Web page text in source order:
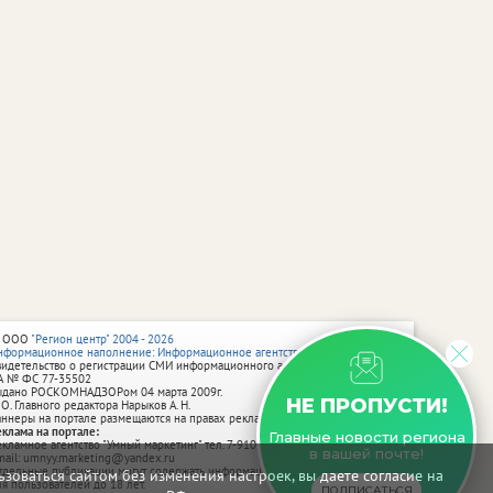
сайтом без изменения настроек, вы даете согласие на
НЕ ПРОПУСТИ!
Главные новости региона
в вашей почте!
"Регион центр" 2004 - 2026
наполнение: Информационное агентство vRossii.ru
о регистрации СМИ информационного агентства vRossii.ru
№ ФС 77‑35502
РОСКОМНАДЗОРом 04 марта 2009г.
Главного редактора Нарыков А. Н.
на портале размещаются на правах рекламы.
на портале:
агентство "Умный маркетинг" тел. 7-910-267-70-40,
umnyy.marketing@yandex.ru
публикации могут содержать информацию, не предназначенную
пользователей до 18 лет.